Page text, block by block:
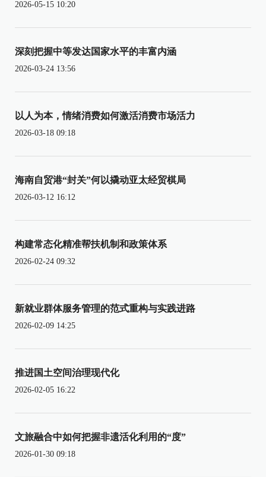
2026-05-15 10:20
深刻把握中等发达国家水平的丰富内涵
2026-03-24 13:56
以人为本，情绪消费如何激活消费市场活力
2026-03-18 09:18
海南自贸港“封关”何以撬动亚太经贸棋局
2026-03-12 16:12
构建常态化精准帮扶机制和政策体系
2026-02-24 09:32
新就业群体服务管理的范式重构与实践进路
2026-02-09 14:25
推进国土空间治理现代化
2026-02-05 16:22
文旅融合中如何把握非遗活化利用的“度”
2026-01-30 09:18